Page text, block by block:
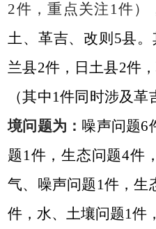
2件，重点关注1件）
土、革吉、改则5县
兰县2件，日土县2件
（其中1件同时涉及
境问题为： 噪声问题6
题1件，生态问题4件
气、噪声问题1件，生
件，水、土壤问题1件